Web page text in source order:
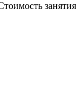
занятия